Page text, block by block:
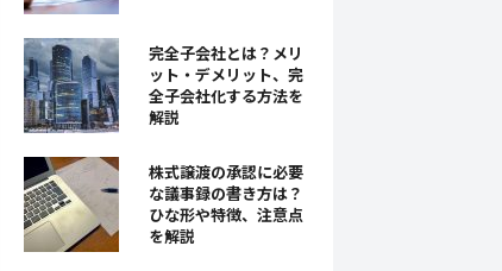
完全子会社とは？メリ
ット・デメリット、完
全子会社化する方法を
解説
株式譲渡の承認に必要
な議事録の書き方は？
ひな形や特徴、注意点
を解説